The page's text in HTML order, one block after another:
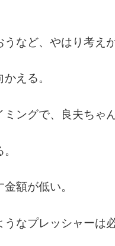
など、やはり考え
える。
ングで、良夫ちゃ
額が低い。
なプレッシャーは